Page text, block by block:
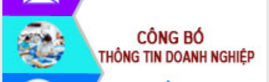
tỉnh Đắk Lắk thông qua các nghị quyết
quan trọng
Thống nhất danh sách giới thiệu ứng
cử đại biểu Quốc hội khoá XVI và đại
biểu HĐND tỉnh Đắk Lắk, nhiệm kỳ
2026-2031